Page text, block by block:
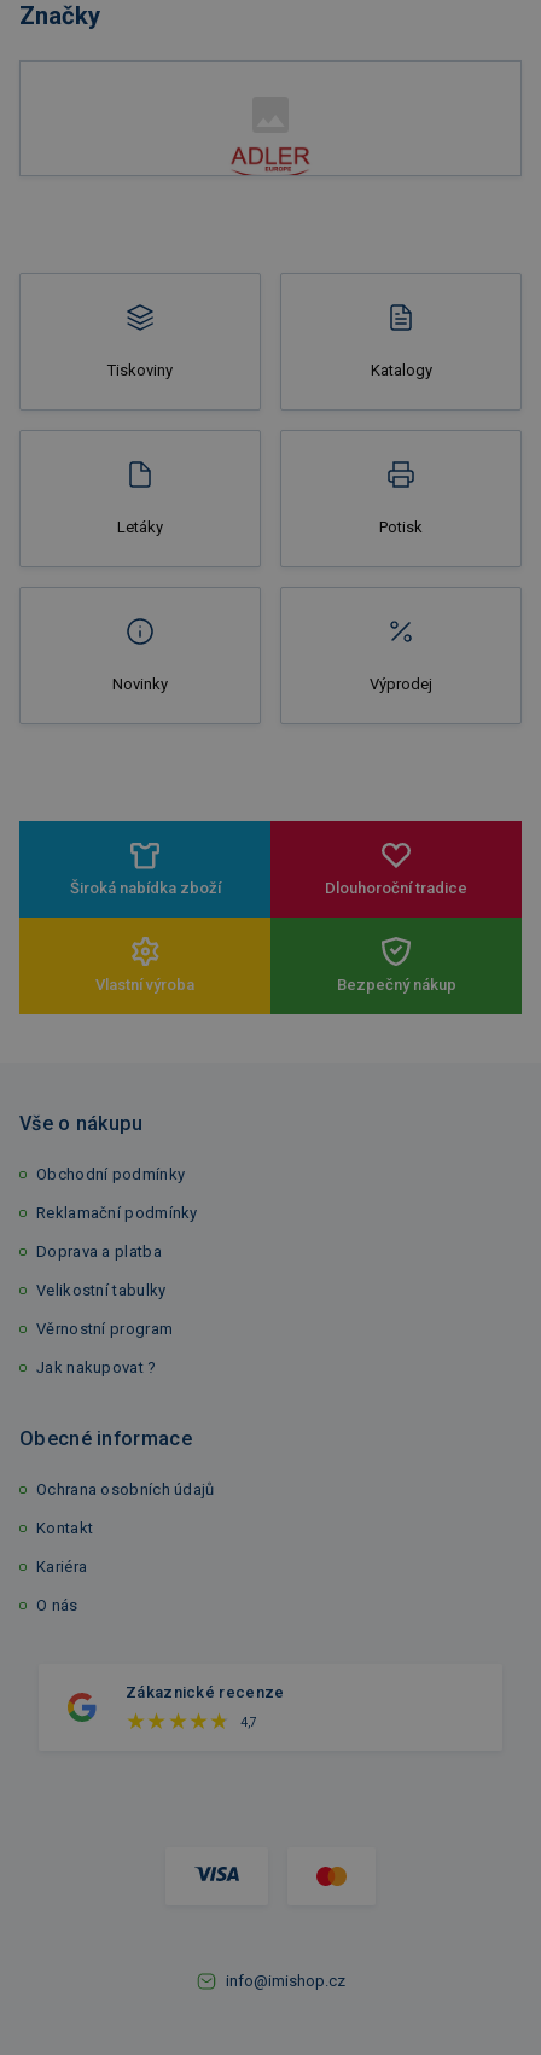
Značky
Tiskoviny Katalogy
Letáky Potisk
Novinky Výprodej
Široká nabídka zboží Dlouhoroční tradice
Vlastní výroba Bezpečný nákup
Vše o nákupu
Obchodní podmínky
Reklamační podmínky
Doprava a platba
Velikostní tabulky
Věrnostní program
Jak nakupovat ?
Obecné informace
Ochrana osobních údajů
Kontakt
Kariéra
O nás
Zákaznické recenze
4,7
info@imishop.cz